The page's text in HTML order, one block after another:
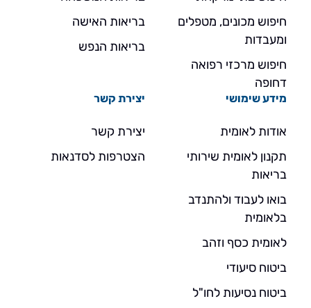
חיפוש מכונים, מטפלים
ומעבדות
חיפוש מרכזי רפואה
דחופה
בריאות האישה
בריאות הנפש
מידע שימושי
אודות לאומית
תקנון לאומית שירותי
בריאות
בואו לעבוד ולהתנדב
בלאומית
לאומית כסף וזהב
ביטוח סיעודי
ביטוח נסיעות לחו"ל
יצירת קשר
יצירת קשר
הצטרפות לסדנאות